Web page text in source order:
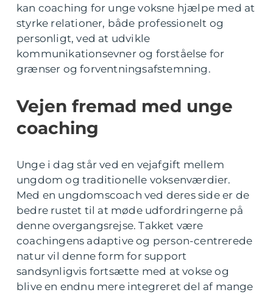
kan coaching for unge voksne hjælpe med at
styrke relationer, både professionelt og
personligt, ved at udvikle
kommunikationsevner og forståelse for
grænser og forventningsafstemning.
Vejen fremad med unge
coaching
Unge i dag står ved en vejafgift mellem
ungdom og traditionelle voksenværdier.
Med en ungdomscoach ved deres side er de
bedre rustet til at møde udfordringerne på
denne overgangsrejse. Takket være
coachingens adaptive og person-centrerede
natur vil denne form for support
sandsynligvis fortsætte med at vokse og
blive en endnu mere integreret del af mange